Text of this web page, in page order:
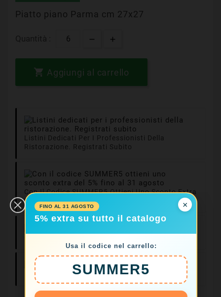
Piatto piano Parma cm 27x27
 Aggiungi al carrello
Listini Dedicati Per I Professionisti Della
Ristorazione. Registrati Subito
Con Il Codice SUMMER5 Ottieni Uno Sconto Extra
Del 5% Fino Al 31 Agosto
Resi Facili Entro
14 Giorni
×
FINO AL 31 AGOSTO
5% extra su tutto il catalogo
Usa il codice nel carrello:
SUMMER5